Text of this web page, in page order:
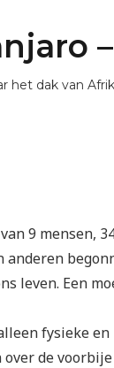
het dak van
9 mensen,
anderen
leven. Een
fysieke
de